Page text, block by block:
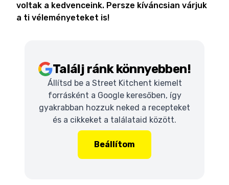
voltak a kedvenceink. Persze kíváncsian várjuk
a ti véleményeteket is!
Találj ránk könnyebben!
Állítsd be a Street Kitchent kiemelt
forrásként a Google keresőben, így
gyakrabban hozzuk neked a recepteket
és a cikkeket a találataid között.
Beállítom